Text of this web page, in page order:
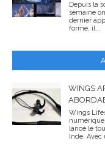
Depuis la
semaine
dernier
forme, il...
WINGS
Wings
lancé le
Inde.